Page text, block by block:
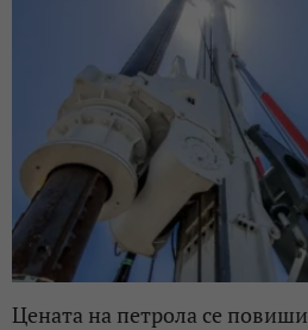
Цената на петрола се повиши